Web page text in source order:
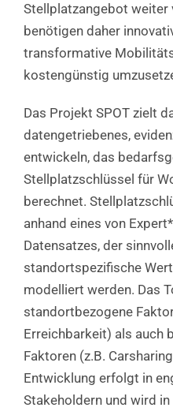
Stellplatzangebot
benötigen daher
transformative
kostengünstig
Das Projekt SPOT zielt
datengetriebenes,
entwickeln, das
Stellplatzschlüssel für
berechnet.
anhand eines von
Datensatzes, der
standortspezifische
modelliert werden. Das
standortbezogene
Erreichbarkeit) als auch
Faktoren (z.B.
Entwicklung erfolgt in
Stakeholdern und wird